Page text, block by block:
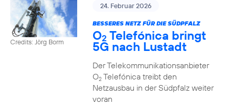
Credits: Jörg Borm
24. Februar 2026
BESSERES NETZ FÜR DIE SÜDPFALZ
O2 Telefónica bringt
5G nach Lustadt
Der Telekommunikationsanbieter
O2Telefónica treibt den
Netzausbau in der Südpfalz weiter
voran